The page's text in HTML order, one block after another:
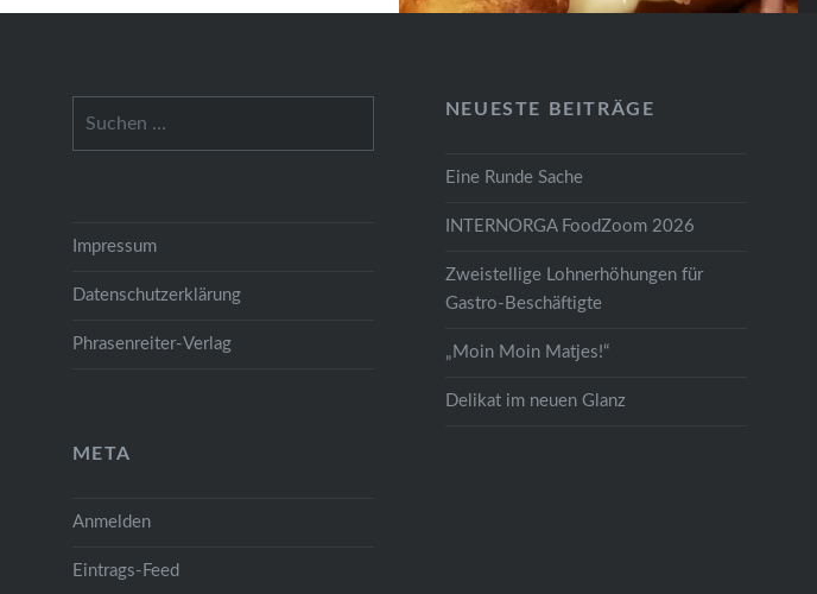
gehört zu meinen
Restaurant Ono in Hamburg…
NEUESTE BEITRÄGE
Eine Runde Sache
INTERNORGA FoodZoom 2026
Zweistellige Lohnerhöhungen für
Gastro-Beschäftigte
„Moin Moin Matjes!“
Delikat im neuen Glanz
Impressum
Datenschutzerklärung
Phrasenreiter-Verlag
META
Anmelden
Eintrags-Feed